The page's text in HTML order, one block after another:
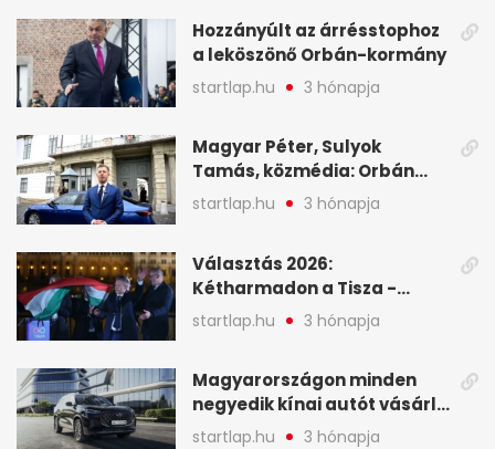
Hozzányúlt az árrésstophoz
a leköszönő Orbán-kormány
startlap.hu 3 hónapja
Magyar Péter, Sulyok
Tamás, közmédia: Orbán
Viktor április 13. óta hallgat,
közben pörögnek az
startlap.hu 3 hónapja
Választás 2026:
Kétharmadon a Tisza -
mutatjuk, hogyan alakulnak
a mandátumok
startlap.hu 3 hónapja
Magyarországon minden
negyedik kínai autót vásárló
a Chery mellett döntött (X)
startlap.hu 3 hónapja